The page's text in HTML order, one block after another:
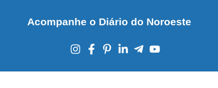
Acompanhe o Diário do Noroeste